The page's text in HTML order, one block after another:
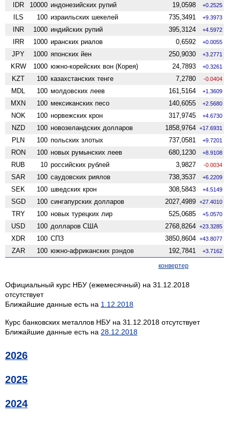
IDR 10000 индонезийских рупий 19,0598 +0.2525
ILS 100 израильских шекелей 735,3491 +9.3973
INR 1000 индийских рупий 395,3124 +4.5972
IRR 1000 иранских риалов 0,6592 +0.0055
JPY 1000 японских йен 250,9030 +3.2771
KRW 1000 южно-корейских вон (Корея) 24,7893 +0.3261
KZT 100 казахстанских тенге 7,2780 -0.0404
MDL 100 молдовских леев 161,5164 +1.3609
MXN 100 мексиканских песо 140,6055 +2.5680
NOK 100 норвежских крон 317,9745 +4.6730
NZD 100 ново­зеландских долларов 1858,9764 +17.6931
PLN 100 польских злотых 737,0581 +9.7201
RON 100 новых румынских леев 680,1230 +8.9108
RUB 10 российских рублей 3,9827 -0.0034
SAR 100 саудовских риялов 738,3537 +6.2209
SEK 100 шведских крон 308,5843 +4.5149
SGD 100 сингапурских долларов 2027,4989 +27.4010
TRY 100 новых турецких лир 525,0685 +5.0570
USD 100 долларов США 2768,8264 +23.3285
XDR 100 СПЗ 3850,8604 +43.8077
ZAR 100 южно-африканских рэндов 192,7841 +3.7162
конвертер
Официальный курс НБУ (ежемесячный) на 31.12.2018
отсутствует
Ближайшие данные есть на 1.12.2018
Курс банковских металлов НБУ на 31.12.2018 отсутствует
Ближайшие данные есть на 28.12.2018
2026
2025
2024